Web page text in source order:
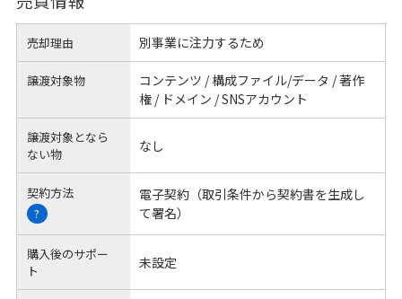
売却理由 別事業に注力するため
譲渡対象物
コンテンツ / 構成ファイル/データ / 著作
権 / ドメイン / SNSアカウント
譲渡対象となら
ない物
なし
契約方法
?
電子契約（取引条件から契約書を生成し
て署名）
購入後のサポー
ト
未設定